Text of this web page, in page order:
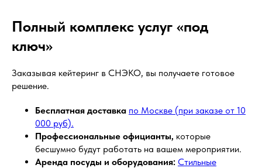
Полный комплекс услуг «под
ключ»
Заказывая кейтеринг в СНЭКО, вы получаете готовое
решение.
Бесплатная доставка по Москве (при заказе от 10
000 руб).
Профессиональные официанты, которые
бесшумно будут работать на вашем мероприятии.
Аренда посуды и оборудования: Стильные